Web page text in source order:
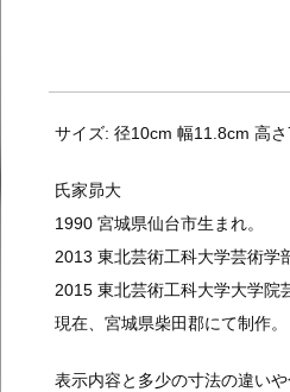
サイズ: 径10cm 幅11.8cm 高
氏家昴大
1990 宮城県仙台市生まれ。
2013 東北芸術工科大学芸術学
2015 東北芸術工科大学大学院
現在、宮城県柴田郡にて制作。
表示内容と多少の寸法の違い